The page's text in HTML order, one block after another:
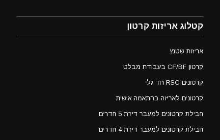
קטלוג אריזות קרטון
אריזות שטנץ
קרטון CF/BF בעבודת מבלט
קרטונים RSC חד גלי
קרטונים לאריזה בהתאמה אישית
חבילת קרטונים למעבר דירת 5 חדרים
חבילת קרטונים למעבר דירת 4 חדרים